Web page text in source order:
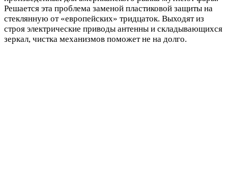
Решается эта проблема заменой пластиковой защиты на
стеклянную от «европейских» тридцаток. Выходят из
строя электрические приводы антенны и складывающихся
зеркал, чистка механизмов поможет не на долго.